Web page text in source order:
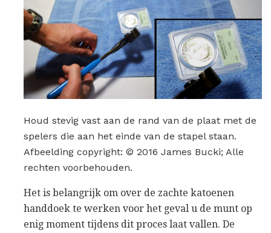
Houd stevig vast aan de rand van de plaat met de
spelers die aan het einde van de stapel staan.
Afbeelding copyright: © 2016 James Bucki; Alle
rechten voorbehouden.
Het is belangrijk om over de zachte katoenen
handdoek te werken voor het geval u de munt op
enig moment tijdens dit proces laat vallen. De